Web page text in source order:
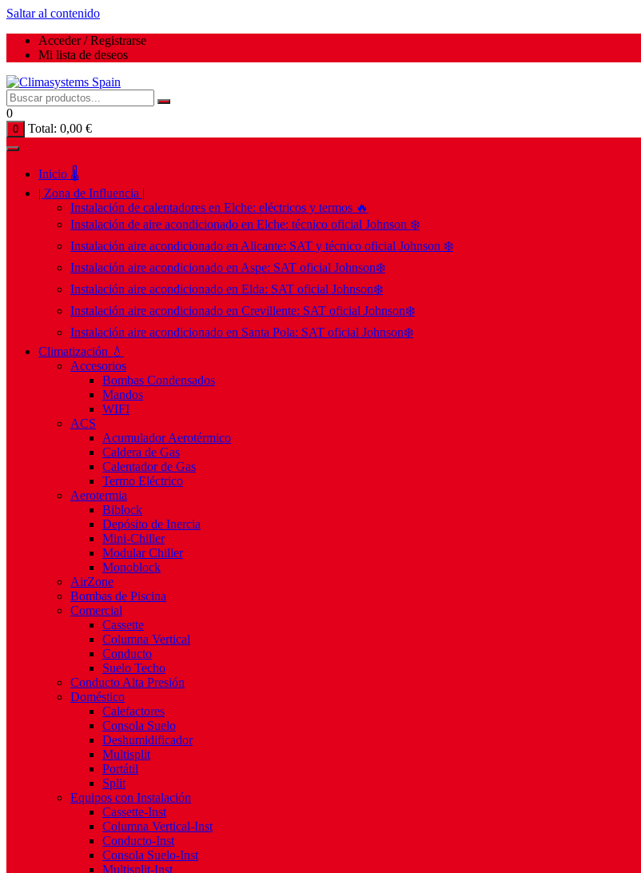
Saltar al contenido
Acceder / Registrarse
Mi lista de deseos
0
0 Total: 0,00 €
Inicio 🌡️
| Zona de Influencia |
Instalación de calentadores en Elche: eléctricos y termos 🔥
Instalación de aire acondicionado en Elche: técnico oficial Johnson ❄️
Instalación aire acondicionado en Alicante: SAT y técnico oficial Johnson ❄️
Instalación aire acondicionado en Aspe: SAT oficial Johnson❄️
Instalación aire acondicionado en Elda: SAT oficial Johnson❄️
Instalación aire acondicionado en Crevillente: SAT oficial Johnson❄️
Instalación aire acondicionado en Santa Pola: SAT oficial Johnson❄️
Climatización 💧
Accesorios
Bombas Condensados
Mandos
WIFI
ACS
Acumulador Aerotérmico
Caldera de Gas
Calentador de Gas
Termo Eléctrico
Aerotermia
Biblock
Depósito de Inercia
Mini-Chiller
Modular Chiller
Monoblock
AirZone
Bombas de Piscina
Comercial
Cassette
Columna Vertical
Conducto
Suelo Techo
Conducto Alta Presión
Doméstico
Calefactores
Consola Suelo
Deshumidificador
Multisplit
Portátil
Split
Equipos con Instalación
Cassette-Inst
Columna Vertical-Inst
Conducto-Inst
Consola Suelo-Inst
Multisplit-Inst